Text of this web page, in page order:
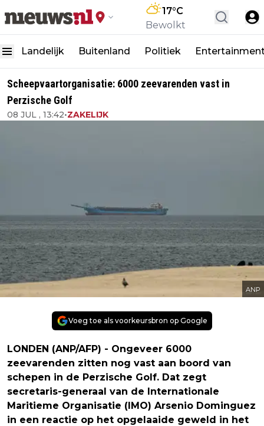
17°C
Bewolkt
Landelijk Buitenland Politiek
Scheepvaartorganisatie: 6000 zeevarenden vast in
Perzische Golf
08 JUL , 13:42•ZAKELIJK
ANP
Voeg toe als voorkeursbron op Google
LONDEN (ANP/AFP) - Ongeveer 6000
zeevarenden zitten nog vast aan boord van
schepen in de Perzische Golf. Dat zegt
secretaris-generaal van de Internationale
Maritieme Organisatie (IMO) Arsenio Dominguez
in een reactie op het opgelaaide geweld in het